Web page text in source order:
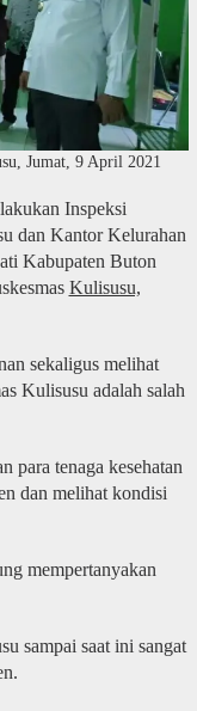
Jumat, 9 April 2021
Inspeksi
dan Kantor Kelurahan
Kabupaten Buton
Kulisusu,
sekaligus melihat
Kulisusu adalah salah
para tenaga kesehatan
dan melihat kondisi
mempertanyakan
sampai saat ini sangat